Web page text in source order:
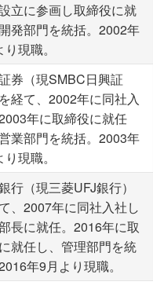
立に参画し取締役に就
発部門を統括。2002年
現職。
券（現SMBC日興証
経て、2002年に同社入
年に取締役に就任
業部門を統括。2003年
現職。
行（現三菱UFJ銀行）
、2007年に同社入社し
長に就任。2016年に取
就任し、管理部門を統
年9月より現職。